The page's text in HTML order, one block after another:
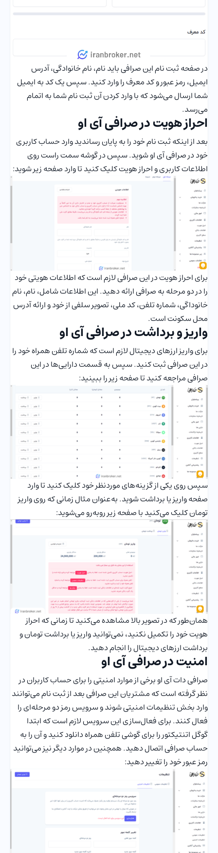
در صفحه ثبت نام این صرافی باید نام، نام خانوادگی، آدرس
ایمیل، رمز عبور و کد معرف را وارد کنید. سپس یک کد به ایمیل
شما ارسال می‌شود که با وارد کردن آن ثبت نام شما به اتمام
می‌رسد.
احراز هویت در صرافی آی او
بعد از اینکه ثبت نام خود را به پایان رساندید وارد حساب کاربری
خود در صرافی آی او شوید. سپس در گوشه سمت راست روی
اطلاعات کاربری و احراز هویت کلیک کنید تا وارد صفحه زیر شوید:
برای احراز هویت در این صرافی لازم است که اطلاعات هویتی خود
را در دو مرحله به صرافی ارائه دهید. این اطلاعات شامل، نام، نام
خانوداگی، شماره تلفن، کد ملی، تصویر سلفی از خود و ارائه آدرس
محل سکونت است.
واریز و برداشت در صرافی آی او
برای واریز ارزهای دیجیتال لازم است که شماره تلفن همراه خود را
در این صرافی ثبت کنید. سپس به قسمت دارایی‌ها در این
صرافی مراجعه کنید تا صفحه زیر را ببینید:
سپس روی یکی از گزینه‌های موردنظر خود کلیک کنید تا وارد
صفحه واریز یا برداشت شوید. به‌عنوان مثال زمانی که روی واریز
تومان کلیک می‌کنید با صفحه زیر روبه‌رو می‌شوید:
همان‌طور که در تصویر بالا مشاهده می‌کنید تا زمانی که احراز
هویت خود را تکمیل نکنید، نمی‌توانید واریز یا برداشت تومان و
برداشت ارزهای دیجیتال را انجام دهید.
امنیت در صرافی آی او
صرافی دات آی او برخی از موارد امنیتی را برای حساب کاربران در
نظر گرفته است که مشتریان این صرافی بعد از ثبت نام می‌توانند
وارد بخش تنظیمات امنیتی شوند و سرویس رمز دو مرحله‌ای را
فعال کنند. برای فعال‌سازی این سرویس لازم است که ابتدا
گوگل اتنتیکتور را برای گوشی تلفن همراه دانلود کنید و آن را به
حساب صرافی اتصال دهید. همچنین در موارد دیگر نیز می‌توانید
رمز عبور خود را تغییر دهید: